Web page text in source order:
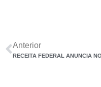
Anterior
RECEITA FEDERAL ANUNCIA